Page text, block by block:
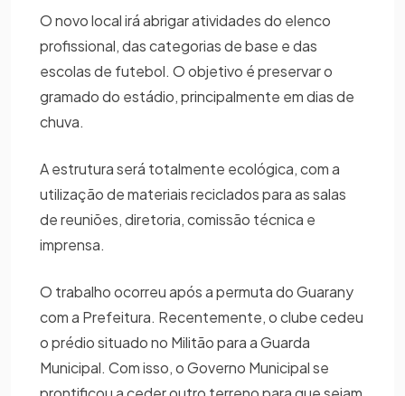
O novo local irá abrigar atividades do elenco
profissional, das categorias de base e das
escolas de futebol. O objetivo é preservar o
gramado do estádio, principalmente em dias de
chuva.
A estrutura será totalmente ecológica, com a
utilização de materiais reciclados para as salas
de reuniões, diretoria, comissão técnica e
imprensa.
O trabalho ocorreu após a permuta do Guarany
com a Prefeitura. Recentemente, o clube cedeu
o prédio situado no Militão para a Guarda
Municipal. Com isso, o Governo Municipal se